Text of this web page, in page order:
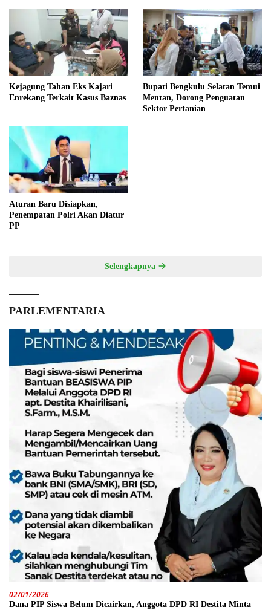
Kejagung Tahan Eks Kajari
Enrekang Terkait Kasus Baznas
Bupati Bengkulu Selatan Temui
Mentan, Dorong Penguatan
Sektor Pertanian
Aturan Baru Disiapkan,
Penempatan Polri Akan Diatur
PP
Selengkapnya
PARLEMENTARIA
02/01/2026
Dana PIP Siswa Belum Dicairkan, Anggota DPD RI Destita Minta